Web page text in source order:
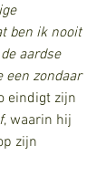
ben ik nooit
aardse
een zondaar
eindigt zijn
, waarin hij
zijn